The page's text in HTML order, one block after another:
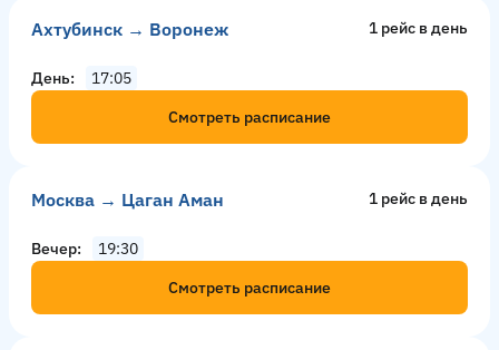
Ахтубинск → Воронеж 1 рейс в день
День
17:05
Смотреть расписание
Москва → Цаган Аман 1 рейс в день
Вечер
19:30
Смотреть расписание